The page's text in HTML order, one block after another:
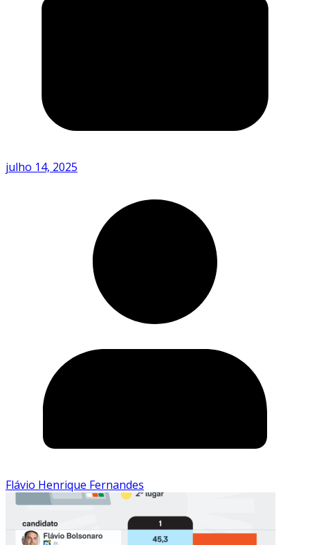
julho 14, 2025
Flávio Henrique Fernandes